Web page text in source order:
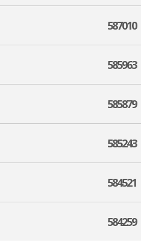
587010
585963
585879
585243
584521
584259